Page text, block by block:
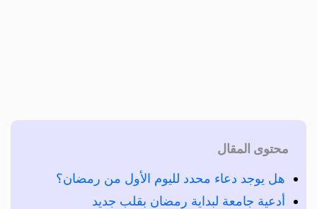
محتوى المقال
هل يوجد دعاء محدد لليوم الأول من رمضان؟
أدعية جامعة لبداية رمضان بقلب جديد